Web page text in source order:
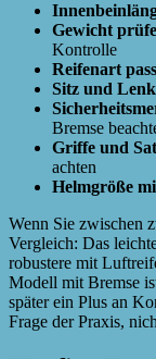
Gewicht
Kontrolle
Reifenart
Sitz und
Bremse
Griffe und
achten
Helmgröße
Wenn Sie zwischen
Vergleich: Das
robustere mit
Modell mit Bremse
später ein Plus an
Frage der Praxis,